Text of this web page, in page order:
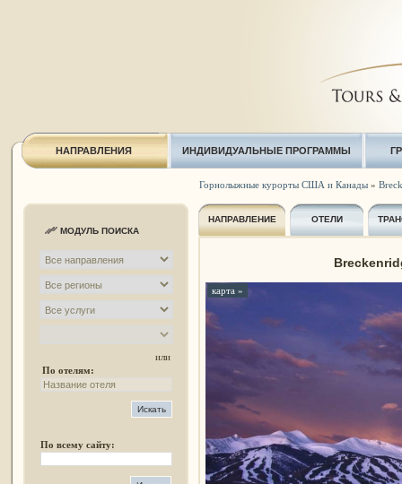
НАПРАВЛЕНИЯ ИНДИВИДУАЛЬНЫЕ ПРОГРАММЫ
МОДУЛЬ ПОИСКА
или
По отелям:
По всему сайту:
Горнолыжные курорты США и Канады»
НАПРАВЛЕНИЕ ОТЕЛИ
карта »